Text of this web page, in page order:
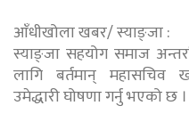
आँधीखोला खबर/ स्याङ्जा :
स्याङ्जा सहयोग समाज
लागि बर्तमान् महासचिव
उमेद्धारी घोषणा गर्नु भएको छ ।